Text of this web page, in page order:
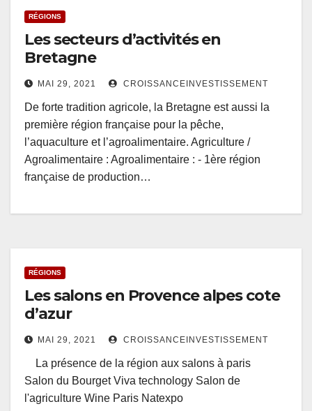
RÉGIONS
Les secteurs d’activités en
Bretagne
MAI 29, 2021 CROISSANCEINVESTISSEMENT
De forte tradition agricole, la Bretagne est aussi la
première région française pour la pêche,
l’aquaculture et l’agroalimentaire. Agriculture /
Agroalimentaire : Agroalimentaire : - 1ère région
française de production…
RÉGIONS
Les salons en Provence alpes cote
d’azur
MAI 29, 2021 CROISSANCEINVESTISSEMENT
La présence de la région aux salons à paris
Salon du Bourget Viva technology Salon de
l'agriculture Wine Paris Natexpo